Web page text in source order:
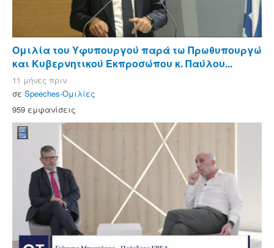
Ομιλία του Υφυπουργού παρά τω Πρωθυπουργώ
και Κυβερνητικού Εκπροσώπου κ. Παύλου...
11 μήνες πριν
σε Speeches-Ομιλίες
959 εμφανίσεις